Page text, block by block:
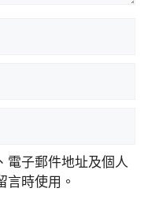
電子郵件地址及個人
言時使用。